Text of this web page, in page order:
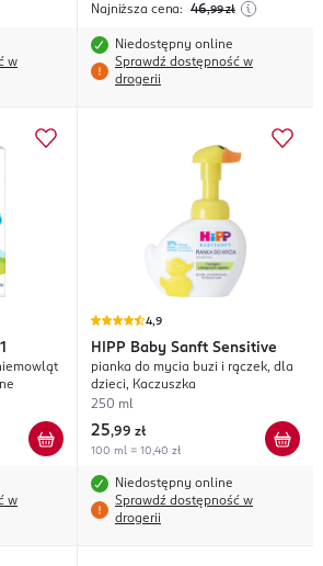
w
Najniższa cena: 46,99 zł
Niedostępny online
Sprawdź dostępność w
drogerii
w
4,9
HIPP Baby Sanft Sensitive
pianka do mycia buzi i rączek, dla
dzieci, Kaczuszka
250 ml
25,99 zł
100 ml = 10,40 zł
Niedostępny online
Sprawdź dostępność w
drogerii